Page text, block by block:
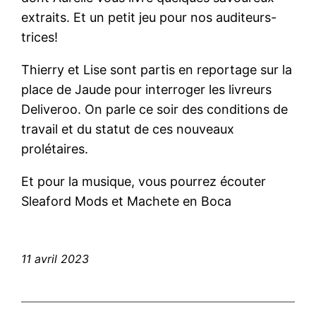
extraits. Et un petit jeu pour nos auditeurs-
trices!
Thierry et Lise sont partis en reportage sur la
place de Jaude pour interroger les livreurs
Deliveroo. On parle ce soir des conditions de
travail et du statut de ces nouveaux
prolétaires.
Et pour la musique, vous pourrez écouter
Sleaford Mods et Machete en Boca
11 avril 2023